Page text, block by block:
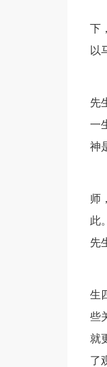
下
以
先
一
神
师
此
先
生
些
就
了